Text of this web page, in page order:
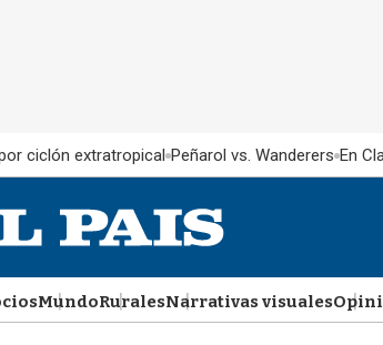
ciclón extratropical Peñarol vs. Wanderers En
MundoRuralesNarrativas visuales